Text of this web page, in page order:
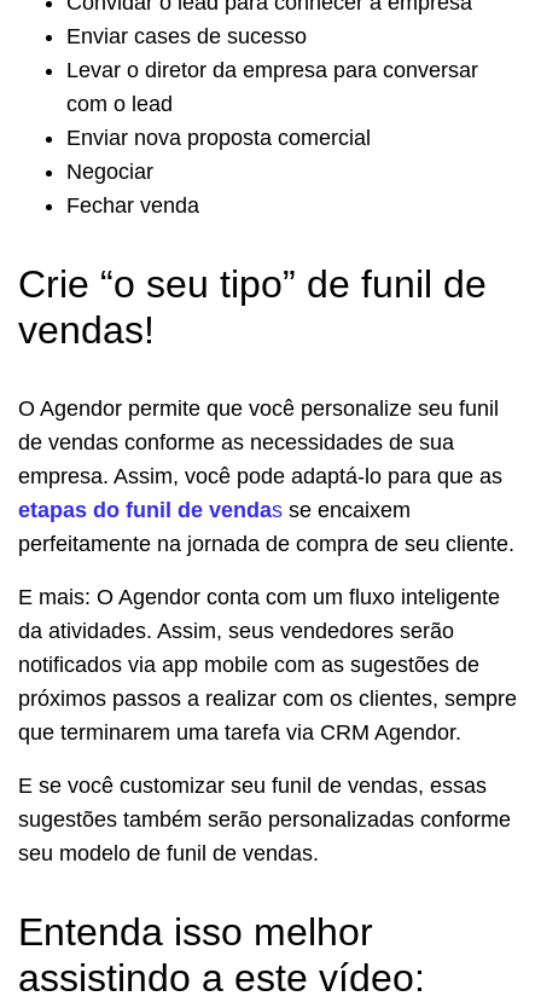
Enviar cases de sucesso
Levar o diretor da empresa para conversar
com o lead
Enviar nova proposta comercial
Negociar
Fechar venda
Crie “o seu tipo” de funil de
vendas!
O Agendor permite que você personalize seu funil
de vendas conforme as necessidades de sua
empresa. Assim, você pode adaptá-lo para que as
etapas do funil de vendas se encaixem
perfeitamente na jornada de compra de seu cliente.
E mais: O Agendor conta com um fluxo inteligente
da atividades. Assim, seus vendedores serão
notificados via app mobile com as sugestões de
próximos passos a realizar com os clientes, sempre
que terminarem uma tarefa via CRM Agendor.
E se você customizar seu funil de vendas, essas
sugestões também serão personalizadas conforme
seu modelo de funil de vendas.
Entenda isso melhor
assistindo a este vídeo: